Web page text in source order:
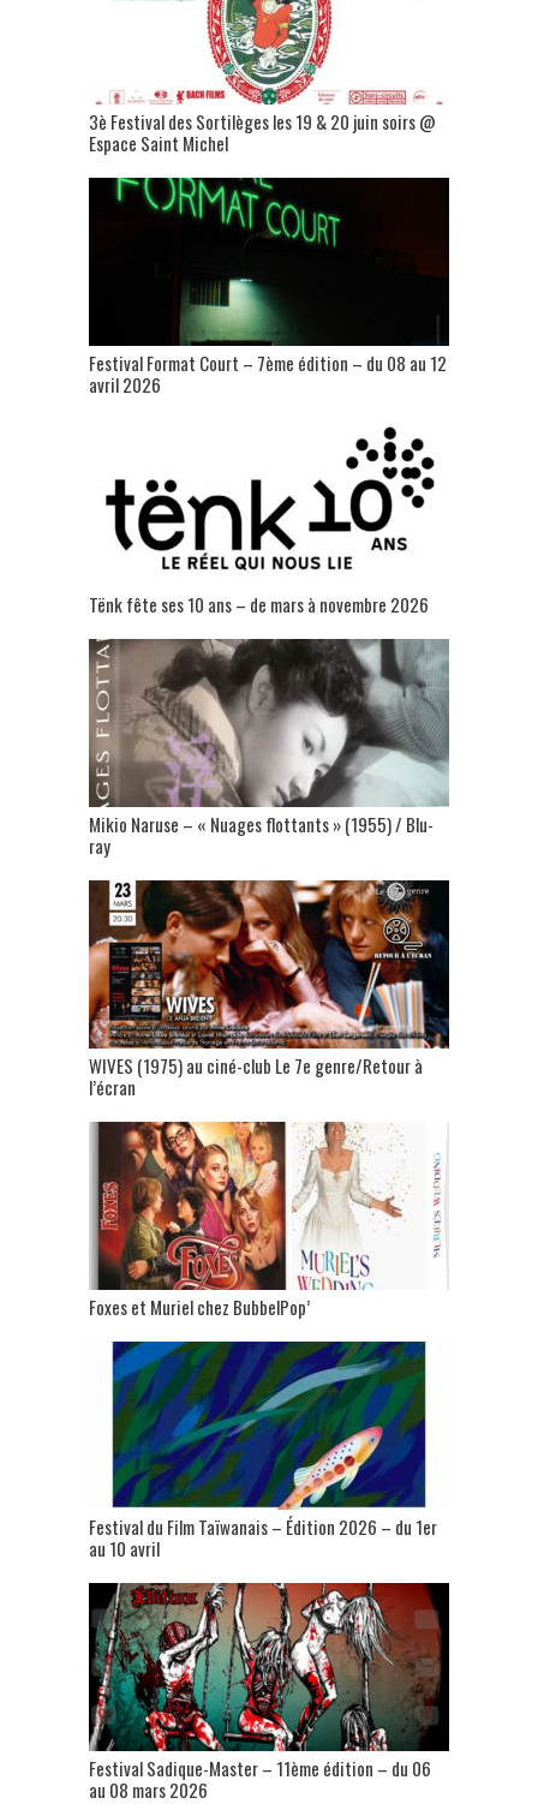
3è Festival des Sortilèges les 19 & 20 juin soirs @
Espace Saint Michel
Festival Format Court – 7ème édition – du 08 au 12
avril 2026
Tënk fête ses 10 ans – de mars à novembre 2026
Mikio Naruse – « Nuages flottants » (1955) / Blu-
ray
WIVES (1975) au ciné-club Le 7e genre/Retour à
l’écran
Foxes et Muriel chez BubbelPop’
Festival du Film Taïwanais – Édition 2026 – du 1er
au 10 avril
Festival Sadique-Master – 11ème édition – du 06
au 08 mars 2026